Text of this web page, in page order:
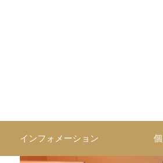
インフォメーション